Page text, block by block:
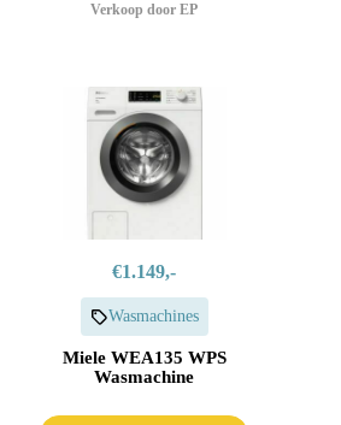
Verkoop door EP
€1.149,-
Wasmachines
Miele WEA135 WPS
Wasmachine